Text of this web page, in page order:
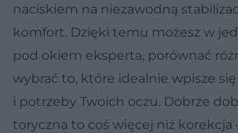
naciskiem na niezawodną
komfort. Dzięki temu możesz w
pod okiem eksperta, porównać
wybrać to, które idealnie wpisze
i potrzeby Twoich oczu. Dobrze
toryczna to coś więcej niż korekcja